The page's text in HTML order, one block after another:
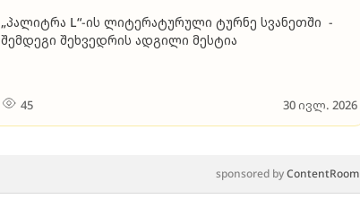
„პალიტრა L“-ის ლიტერატურული ტურნე სვანეთში -
შემდეგი შეხვედრის ადგილი მესტია
45 30 ივლ. 2026
sponsored byContentRoom